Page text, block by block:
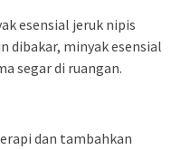
esensial jeruk nipis
dibakar, minyak esensial
segar di ruangan.
dan tambahkan